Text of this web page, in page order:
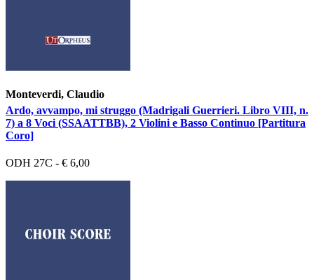
Monteverdi, Claudio
Ardo, avvampo, mi struggo (Madrigali Guerrieri. Libro VIII, n.
7) a 8 Voci (SSAATTBB), 2 Violini e Basso Continuo [Partitura
Coro]
ODH 27C - € 6,00